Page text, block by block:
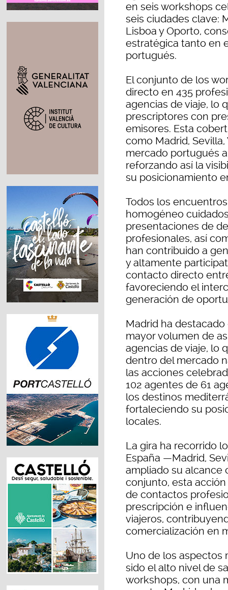
en seis workshops
seis ciudades clave:
Lisboa y Oporto,
estratégica tanto en
portugués.
El conjunto de los
directo en 435
agencias de viaje, lo
prescriptores con
emisores. Esta
como Madrid,
mercado portugués
reforzando así la
su posicionamiento
Todos los
homogéneo
presentaciones de
profesionales, así
han contribuido a
y altamente
contacto directo
favoreciendo el
generación de
Madrid ha
mayor volumen de
agencias de viaje, lo
dentro del mercado
las acciones
102 agentes de 61
los destinos
fortaleciendo su
locales.
La gira ha recorrido
España —Madrid,
ampliado su alcance
conjunto, esta
de contactos
prescripción e
viajeros,
comercialización en
Uno de los aspectos
sido el alto nivel de
workshops, con una